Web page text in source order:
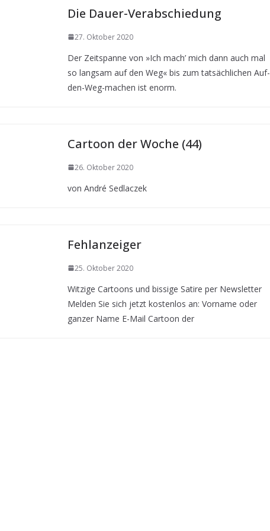
Die Dauer-Verabschiedung
27. Oktober 2020
Der Zeitspanne von »Ich mach’ mich dann auch mal
so langsam auf den Weg« bis zum tatsächlichen Auf-
den-Weg-machen ist enorm.
Cartoon der Woche (44)
26. Oktober 2020
von André Sedlaczek
Fehlanzeiger
25. Oktober 2020
Witzige Cartoons und bissige Satire per Newsletter
Melden Sie sich jetzt kostenlos an: Vorname oder
ganzer Name E-Mail Cartoon der